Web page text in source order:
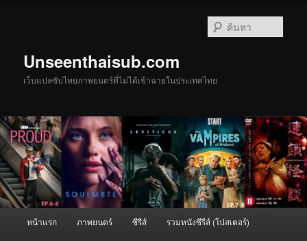
Unseenthaisub.com
เว็บแปลซับไทยภาพยนตร์ที่ไม่ได้เข้าฉายในประเทศไทย
หน้าแรก ภาพยนตร์ ซีรีส์ รวมหนังซีรีส์ (โปสเตอร์)